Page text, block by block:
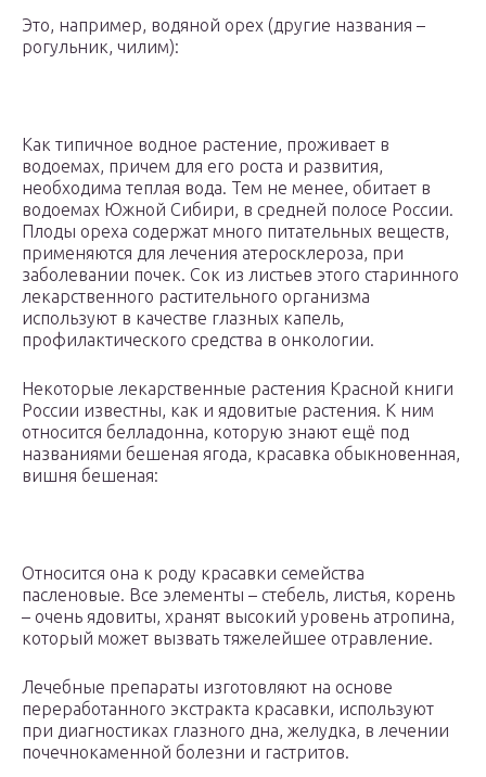
Это, например, водяной орех (другие названия –
рогульник, чилим):
Как типичное водное растение, проживает в
водоемах, причем для его роста и развития,
необходима теплая вода. Тем не менее, обитает в
водоемах Южной Сибири, в средней полосе России.
Плоды ореха содержат много питательных веществ,
применяются для лечения атеросклероза, при
заболевании почек. Сок из листьев этого старинного
лекарственного растительного организма
используют в качестве глазных капель,
профилактического средства в онкологии.
Некоторые лекарственные растения Красной книги
России известны, как и ядовитые растения. К ним
относится белладонна, которую знают ещё под
названиями бешеная ягода, красавка обыкновенная,
вишня бешеная:
Относится она к роду красавки семейства
пасленовые. Все элементы – стебель, листья, корень
– очень ядовиты, хранят высокий уровень атропина,
который может вызвать тяжелейшее отравление.
Лечебные препараты изготовляют на основе
переработанного экстракта красавки, используют
при диагностиках глазного дна, желудка, в лечении
почечнокаменной болезни и гастритов.